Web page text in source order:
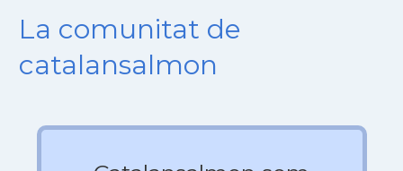
La comunitat de
catalansalmon